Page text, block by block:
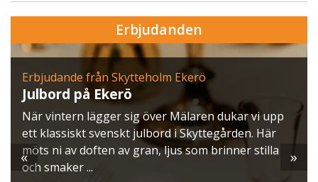
Erbjudanden
Erbjudande från Skytteholm Ekerö
Julbord på Ekerö
När vintern lägger sig över Mälaren dukar vi upp
ett klassiskt svenskt julbord i Skyttegården. Här
möts ni av doften av gran, ljus som brinner stilla
och smaker ...
« »